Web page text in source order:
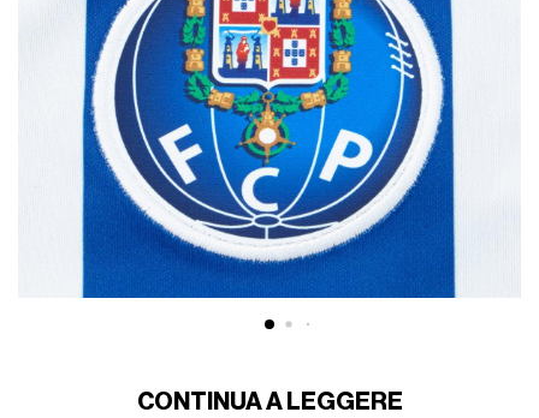
CONTINUA A LEGGERE